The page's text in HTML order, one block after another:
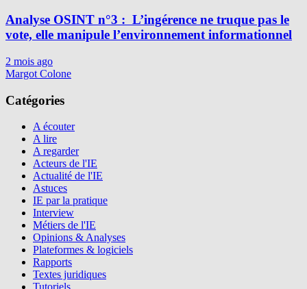
Analyse OSINT n°3 : L’ingérence ne truque pas le
vote, elle manipule l’environnement informationnel
2 mois ago
Margot Colone
Catégories
A écouter
A lire
A regarder
Acteurs de l'IE
Actualité de l'IE
Astuces
IE par la pratique
Interview
Métiers de l'IE
Opinions & Analyses
Plateformes & logiciels
Rapports
Textes juridiques